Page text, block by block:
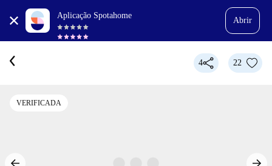
Aplicação Spotahome
Abrir
4 22
VERIFICADA